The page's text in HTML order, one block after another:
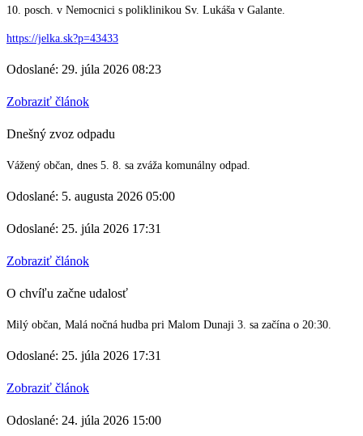
10. posch. v Nemocnici s poliklinikou Sv. Lukáša v Galante.
https://jelka.sk?p=43433
Odoslané: 29. júla 2026 08:23
Zobraziť článok
Dnešný zvoz odpadu
Vážený občan, dnes 5. 8. sa zváža komunálny odpad.
Odoslané: 5. augusta 2026 05:00
Odoslané: 25. júla 2026 17:31
Zobraziť článok
O chvíľu začne udalosť
Milý občan, Malá nočná hudba pri Malom Dunaji 3. sa začína o 20:30.
Odoslané: 25. júla 2026 17:31
Zobraziť článok
Odoslané: 24. júla 2026 15:00